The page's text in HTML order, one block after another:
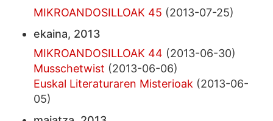
MIKROANDOSILLOAK 45 (2013-07-25)
ekaina, 2013
MIKROANDOSILLOAK 44 (2013-06-30)
Musschetwist (2013-06-06)
Euskal Literaturaren Misterioak (2013-06-
05)